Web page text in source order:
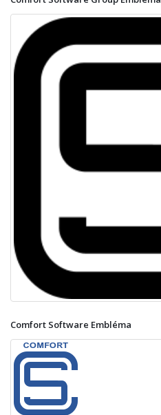
Comfort Software Embléma